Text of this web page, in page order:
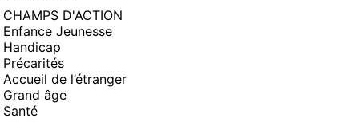
CHAMPS D'ACTION
Enfance Jeunesse
Handicap
Précarités
Accueil de l’étranger
Grand âge
Santé